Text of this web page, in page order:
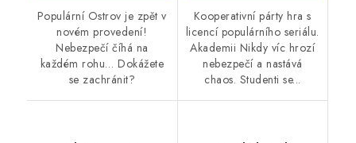
Populární Ostrov je zpět v
novém provedení!
Nebezpečí číhá na
každém rohu… Dokážete
se zachránit?
Kooperativní párty hra s
licencí populárního seriálu.
Akademii Nikdy víc hrozí
nebezpečí a nastává
chaos. Studenti se...